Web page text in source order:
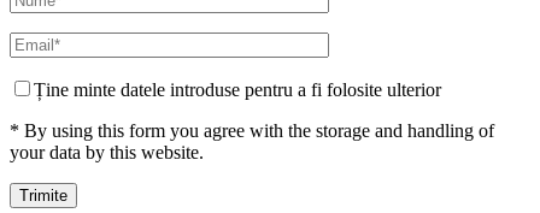
Ține minte datele introduse pentru a fi folosite ulterior
* By using this form you agree with the storage and handling of
your data by this website.